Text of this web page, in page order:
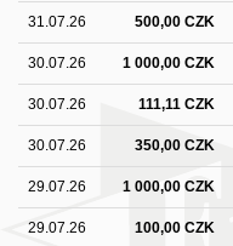
31.07.26 500,00 CZK
30.07.26 1 000,00 CZK
30.07.26 111,11 CZK
30.07.26 350,00 CZK
29.07.26 1 000,00 CZK
29.07.26 100,00 CZK